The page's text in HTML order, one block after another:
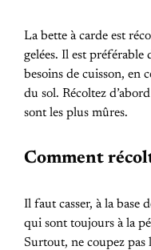
La bette à carde est
gelées. Il est préférable
besoins de cuisson, en
du sol. Récoltez
sont les plus mûres.
Comment
Il faut casser, à la base
qui sont toujours à la
Surtout, ne coupez